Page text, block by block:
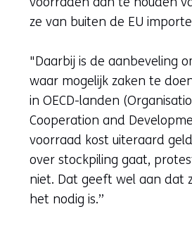
ze van buiten de EU
"Daarbij is de aanbeveling
waar mogelijk zaken te
in OECD-landen
Cooperation and
voorraad kost uiteraard
over stockpiling gaat,
niet. Dat geeft wel aan dat
het nodig is.”